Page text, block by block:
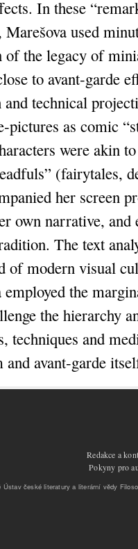
In these
used
of the legacy of
to avant‑garde
technical
as comic
were akin
(fairytales,
her screen
own narrative, and
The text
of modern visual
the
the hierarchy
techniques and
avant‑garde
Redakce a
Pokyny pro
Ústav české literatury a literární vědy